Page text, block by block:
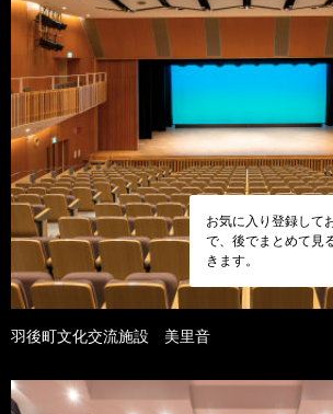
お気に入り登録して
で、後でまとめて見
きます。
羽後町文化交流施設 美里音